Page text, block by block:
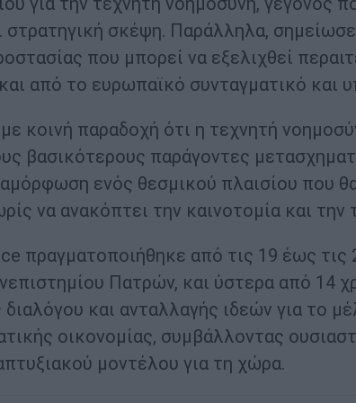
στρατηγική σκέψη. Παράλληλα,
που μπορεί να εξελιχθεί
από το ευρωπαϊκό συνταγματικό και
κοινή παραδοχή ότι η τεχνητή
βασικότερους παράγοντες
ενός θεσμικού πλαισίου που
να ανακόπτει την καινοτομία και την
πραγματοποιήθηκε από τις 19 έως τις
Πατρών, και ύστερα από 14
και ανταλλαγής ιδεών για το
οικονομίας, συμβάλλοντας
μοντέλου για τη χώρα.